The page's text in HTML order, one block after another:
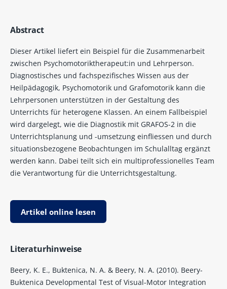
Abstract
Dieser Artikel liefert ein Beispiel für die Zusammenarbeit
zwischen Psychomotoriktherapeut:in und Lehrperson.
Diagnostisches und fachspezifisches Wissen aus der
Heilpädagogik, Psychomotorik und Grafomotorik kann die
Lehrpersonen unterstützen in der Gestaltung des
Unterrichts für heterogene Klassen. An einem Fallbeispiel
wird dargelegt, wie die Diagnostik mit GRAFOS-2 in die
Unterrichtsplanung und -umsetzung einfliessen und durch
situationsbezogene Beobachtungen im Schulalltag ergänzt
werden kann. Dabei teilt sich ein multiprofessionelles Team
die Verantwortung für die Unterrichtsgestaltung.
Artikel online lesen
Literaturhinweise
Beery, K. E., Buktenica, N. A. & Beery, N. A. (2010). Beery-
Buktenica Developmental Test of Visual-Motor Integration